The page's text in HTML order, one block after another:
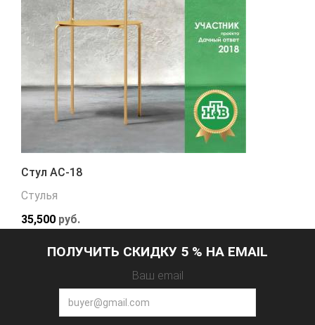
Стул АС-18
Стулья
35,500 руб.
ПОЛУЧИТЬ СКИДКУ 5 % НА EMAIL
Ваш email